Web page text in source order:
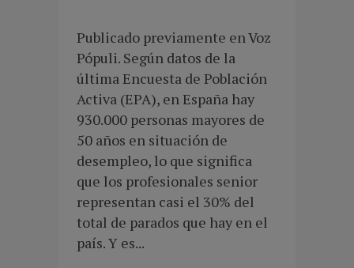
Publicado previamente en Voz
Pópuli. Según datos de la
última Encuesta de Población
Activa (EPA), en España hay
930.000 personas mayores de
50 años en situación de
desempleo, lo que significa
que los profesionales senior
representan casi el 30% del
total de parados que hay en el
país. Y es...